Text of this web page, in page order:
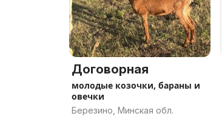
Договорная
молодые козочки, бараны и
овечки
Березино, Минская обл.